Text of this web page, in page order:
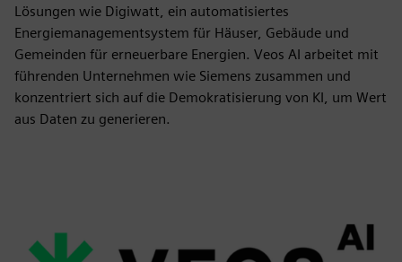
Lösungen wie Digiwatt, ein automatisiertes
Energiemanagementsystem für Häuser, Gebäude und
Gemeinden für erneuerbare Energien. Veos AI arbeitet mit
führenden Unternehmen wie Siemens zusammen und
konzentriert sich auf die Demokratisierung von KI, um Wert
aus Daten zu generieren.